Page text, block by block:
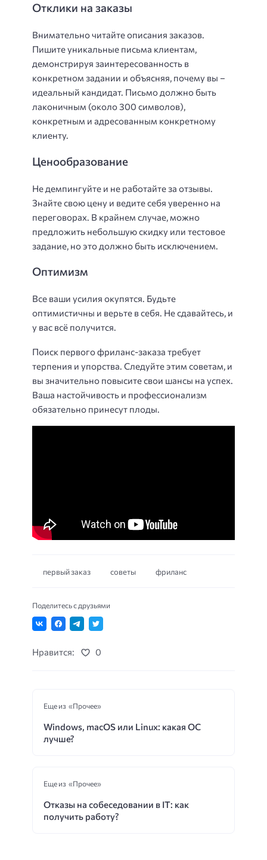
Отклики на заказы
Внимательно читайте описания заказов.
Пишите уникальные письма клиентам,
демонстрируя заинтересованность в
конкретном задании и объясняя, почему вы –
идеальный кандидат. Письмо должно быть
лаконичным (около 300 символов),
конкретным и адресованным конкретному
клиенту.
Ценообразование
Не демпингуйте и не работайте за отзывы.
Знайте свою цену и ведите себя уверенно на
переговорах. В крайнем случае, можно
предложить небольшую скидку или тестовое
задание, но это должно быть исключением.
Оптимизм
Все ваши усилия окупятся. Будьте
оптимистичны и верьте в себя. Не сдавайтесь, и
у вас всё получится.
Поиск первого фриланс-заказа требует
терпения и упорства. Следуйте этим советам, и
вы значительно повысите свои шансы на успех.
Ваша настойчивость и профессионализм
обязательно принесут плоды.
первый заказ советы фриланс
Поделитесь с друзьями
Нравится: 0
Еще из «Прочее»
Windows, macOS или Linux: какая ОС
лучше?
Еще из «Прочее»
Отказы на собеседовании в IT: как
получить работу?